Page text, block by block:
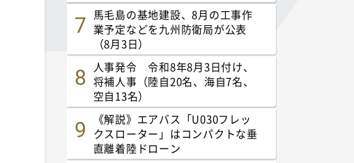
馬毛島の基地建設、8月の工事作
業予定などを九州防衛局が公表
（8月3日）
人事発令 令和8年8月3日付け、
将補人事（陸自20名、海自7名、
空自13名）
《解説》エアバス「U030フレッ
クスローター」はコンパクトな垂
直離着陸ドローン